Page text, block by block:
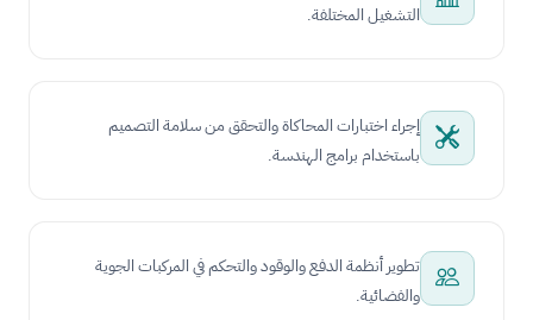
التشغيل المختلفة.
إجراء اختبارات المحاكاة والتحقق من سلامة التصميم
باستخدام برامج الهندسة.
تطوير أنظمة الدفع والوقود والتحكم في المركبات الجوية
والفضائية.